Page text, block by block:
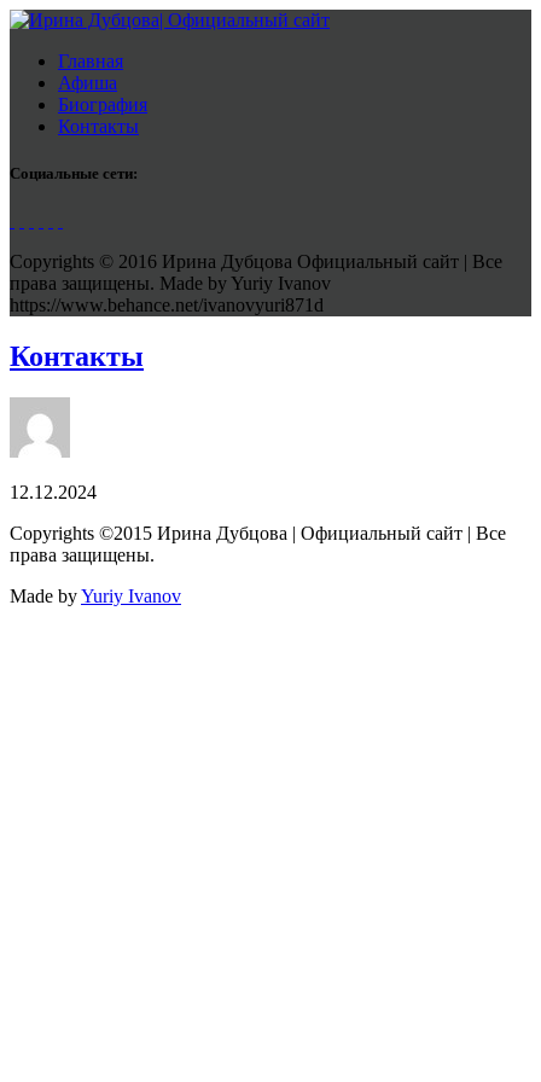
Главная
Афиша
Биография
Контакты
Социальные сети:
Copyrights © 2016 Ирина Дубцова Официальный сайт | Все
права защищены. Made by Yuriy Ivanov
https://www.behance.net/ivanovyuri871d
Контакты
12.12.2024
Copyrights ©2015 Ирина Дубцова | Официальный сайт | Все
права защищены.
Made byYuriy Ivanov